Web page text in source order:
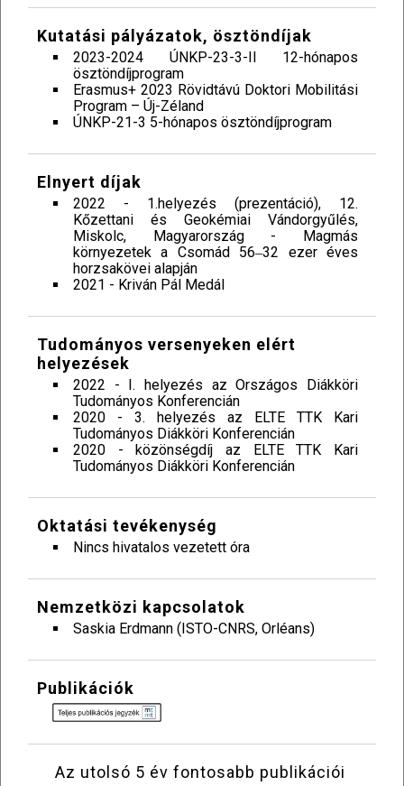
Kutatási pályázatok, ösztöndíjak
2023-2024 ÚNKP-23-3-II 12-hónapos
ösztöndíjprogram
Erasmus+ 2023 Rövidtávú Doktori Mobilitási
Program – Új-Zéland
ÚNKP-21-3 5-hónapos ösztöndíjprogram
Elnyert díjak
2022 - 1.helyezés (prezentáció), 12.
Kőzettani és Geokémiai Vándorgyűlés,
Miskolc, Magyarország - Magmás
környezetek a Csomád 56‒32 ezer éves
horzsakövei alapján
2021 - Kriván Pál Medál
Tudományos versenyeken elért
helyezések
2022 - I. helyezés az Országos Diákköri
Tudományos Konferencián
2020 - 3. helyezés az ELTE TTK Kari
Tudományos Diákköri Konferencián
2020 - közönségdíj az ELTE TTK Kari
Tudományos Diákköri Konferencián
Oktatási tevékenység
Nincs hivatalos vezetett óra
Nemzetközi kapcsolatok
Saskia Erdmann (ISTO-CNRS, Orléans)
Publikációk
Az utolsó 5 év fontosabb publikációi